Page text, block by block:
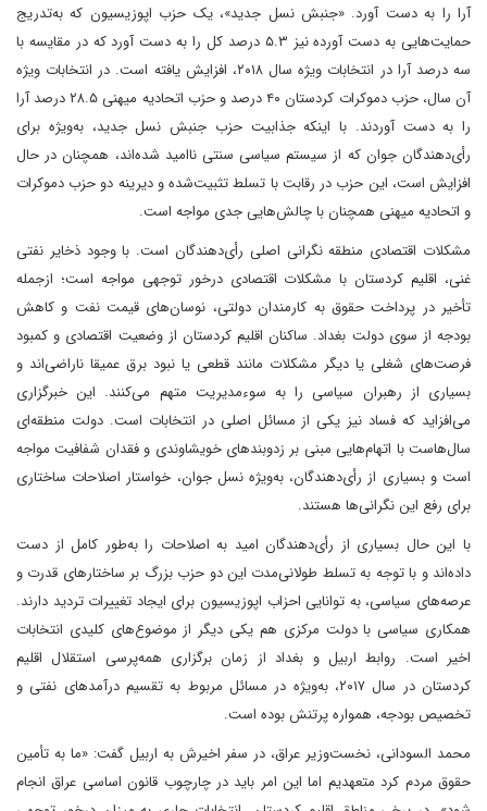
آرا را به دست آورد. «جنبش نسل جدید»، یک حزب اپوزیسیون که به‌تدریج
حمایت‌هایی به دست آورده نیز ۵.۳ درصد کل را به دست آورد که در مقایسه با
سه درصد آرا در انتخابات ویژه سال ۲۰۱۸، افزایش یافته است. در انتخابات ویژه
آن سال، حزب دموکرات کردستان ۴۰ درصد و حزب اتحادیه میهنی ۲۸.۵ درصد آرا
را به دست آوردند. با اینکه جذابیت حزب جنبش نسل جدید، به‌ویژه برای
رأی‌دهندگان جوان که از سیستم سیاسی سنتی ناامید شده‌اند، همچنان در حال
افزایش است، این حزب در رقابت با تسلط تثبیت‌شده و دیرینه دو حزب دموکرات
و اتحادیه میهنی همچنان با چالش‌هایی جدی مواجه‌ است.
مشکلات اقتصادی منطقه نگرانی اصلی رأی‌دهندگان است. با وجود ذخایر نفتی
غنی، اقلیم کردستان با مشکلات اقتصادی درخور توجهی مواجه است؛ از‌جمله
تأخیر در پرداخت حقوق به کارمندان دولتی، نوسان‌های قیمت نفت و کاهش
بودجه از سوی دولت بغداد. ساکنان اقلیم کردستان از وضعیت اقتصادی و کمبود
فرصت‌های شغلی یا دیگر مشکلات مانند قطعی یا نبود برق عمیقا ناراضی‌اند و
بسیاری از رهبران سیاسی را به سوءمدیریت متهم می‌کنند. این خبرگزاری
می‌افزاید که فساد نیز یکی از مسائل اصلی در انتخابات است. دولت منطقه‌ای
سال‌ها‌ست با اتهام‌هایی مبنی بر زدوبندهای خویشاوندی و فقدان شفافیت مواجه
است و بسیاری از رأی‌دهندگان، به‌ویژه نسل جوان، خواستار اصلاحات ساختاری
برای رفع این نگرانی‌ها هستند.
با این حال بسیاری از رأی‌دهندگان امید به اصلاحات را به‌طور کامل از دست
داده‌اند و با توجه به تسلط طولانی‌مدت این دو حزب بزرگ بر ساختارهای قدرت و
عرصه‌های سیاسی، به توانایی احزاب اپوزیسیون برای ایجاد تغییرات تردید دارند.
همکاری سیاسی با دولت مرکزی هم یکی دیگر از موضوع‌های کلیدی انتخابات
اخیر است. روابط اربیل و بغداد از زمان برگزاری همه‌پرسی استقلال اقلیم
کردستان در سال ۲۰۱۷، به‌ویژه در مسائل مربوط به تقسیم درآمدهای نفتی و
تخصیص بودجه، همواره پرتنش بوده است.
محمد السودانی، نخست‌وزیر عراق، در سفر اخیرش به اربیل گفت: «ما به تأمین
حقوق مردم کرد متعهدیم اما این امر باید در چارچوب قانون اساسی عراق انجام